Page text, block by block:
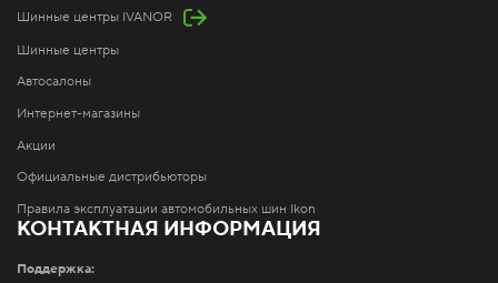
Шинные центры IVANOR
Шинные центры
Автосалоны
Интернет-магазины
Акции
Официальные дистрибьюторы
Правила эксплуатации автомобильных шин Ikon
КОНТАКТНАЯ ИНФОРМАЦИЯ
Поддержка: